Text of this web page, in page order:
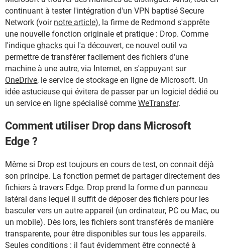
continuant à tester l'intégration d'un VPN baptisé Secure
Network (voir notre article), la firme de Redmond s'apprête
une nouvelle fonction originale et pratique : Drop. Comme
l'indique ghacks qui l'a découvert, ce nouvel outil va
permettre de transférer facilement des fichiers d'une
machine à une autre, via Internet, en s'appuyant sur
OneDrive, le service de stockage en ligne de Microsoft. Un
idée astucieuse qui évitera de passer par un logiciel dédié ou
un service en ligne spécialisé comme WeTransfer.
Comment utiliser Drop dans Microsoft
Edge ?
Même si Drop est toujours en cours de test, on connait déjà
son principe. La fonction permet de partager directement des
fichiers à travers Edge. Drop prend la forme d'un panneau
latéral dans lequel il suffit de déposer des fichiers pour les
basculer vers un autre appareil (un ordinateur, PC ou Mac, ou
un mobile). Dès lors, les fichiers sont transférés de manière
transparente, pour être disponibles sur tous les appareils.
Seules conditions : il faut évidemment être connecté à